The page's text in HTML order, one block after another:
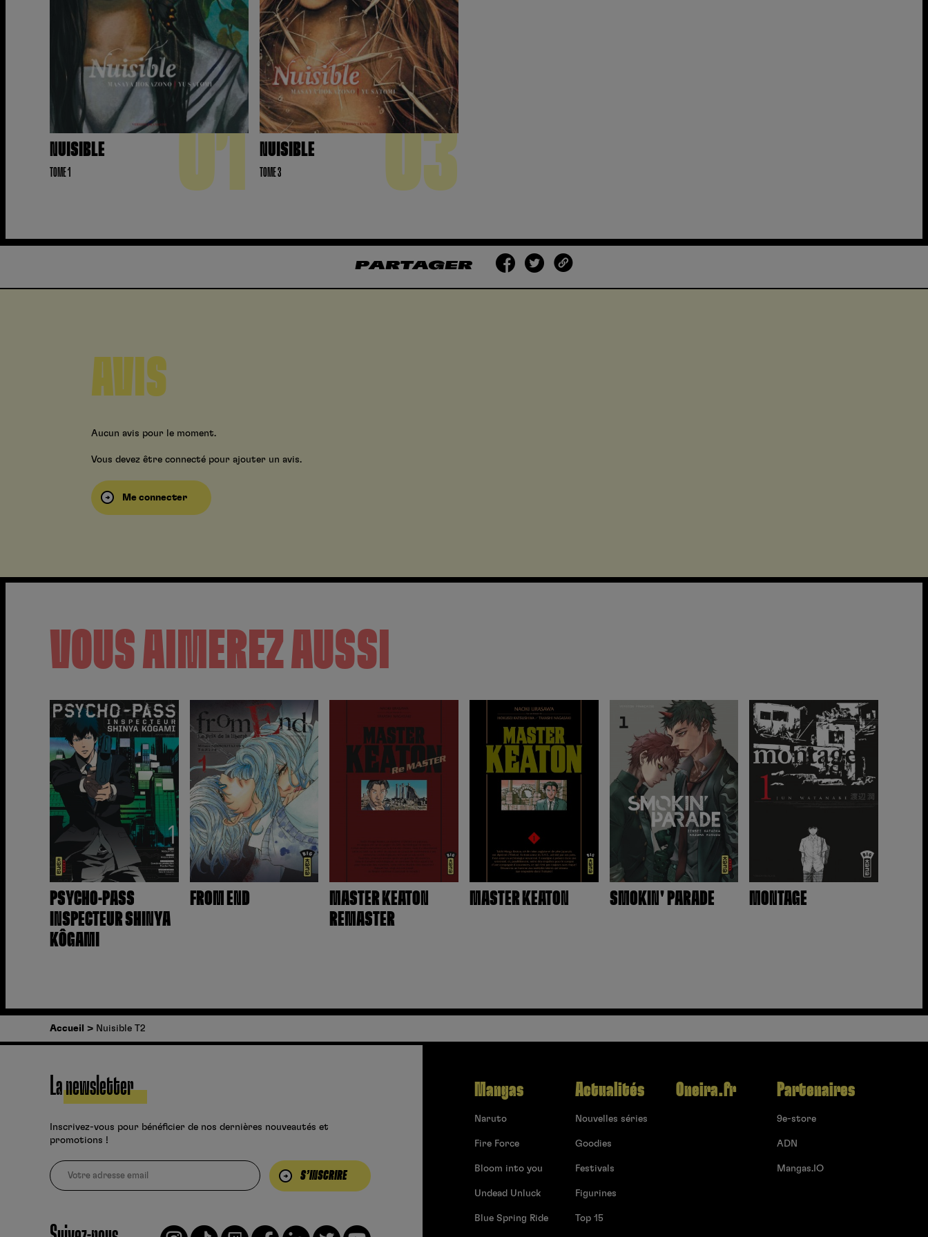
NUISIBLE
TOME 1 01 NUISIBLE
TOME 3 03
PARTAGER
AVIS
Aucun avis pour le moment.
Vous devez être connecté pour ajouter un avis.
Me connecter
VOUS AIMEREZ AUSSI
PSYCHO-PASS
INSPECTEUR SHINYA
KÔGAMI
FROM END
MASTER KEATON
REMASTER
MASTER KEATON SMOKIN' PARADE MONTAGE
Accueil Nuisible T2
La newsletter
Inscrivez-vous pour bénéficier de nos dernières nouveautés et
promotions !
S’INSCRIRE
Mangas
Naruto
Fire Force
Bloom into you
Undead Unluck
Blue Spring Ride
Actualités
Nouvelles séries
Goodies
Festivals
Figurines
Top 15
Oneira.fr Partenaires
9e-store
ADN
Mangas.IO